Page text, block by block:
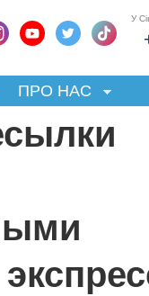
У
ПРО НАС